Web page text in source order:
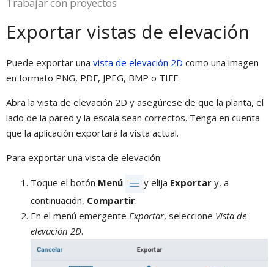
Trabajar con proyectos
Exportar vistas de elevación
Puede exportar una vista de elevación 2D como una imagen
en formato PNG, PDF, JPEG, BMP o TIFF.
Abra la vista de elevación 2D y asegúrese de que la planta, el
lado de la pared y la escala sean correctos. Tenga en cuenta
que la aplicación exportará la vista actual.
Para exportar una vista de elevación:
Toque el botón Menú y elija Exportar y, a
continuación, Compartir.
En el menú emergente Exportar, seleccione Vista de
elevación 2D.